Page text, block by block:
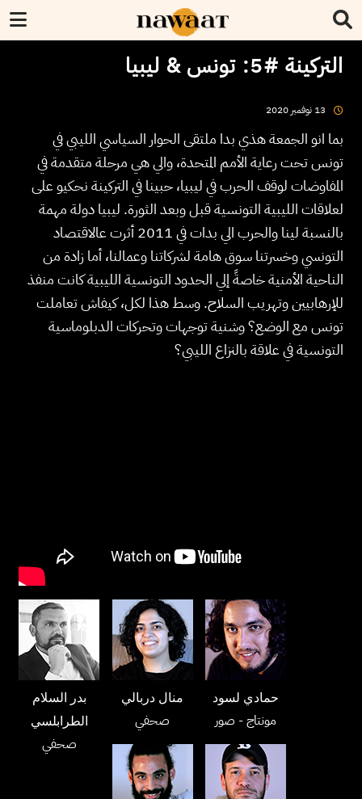
التركينة #5: تونس & ليبيا
13 نوفمبر 2020
بما انو الجمعة هذي بدا ملتقى الحوار السياسي الليبي في
تونس تحت رعاية الأمم المتحدة، والي هي مرحلة متقدمة في
المفاوضات لوقف الحرب في ليبيا، حبينا في التركينة نحكيو على
لعلاقات الليبية التونسية قبل وبعد الثورة. ليبيا دولة مهمة
بالنسبة لينا والحرب الي بدات في 2011 أثرت عالاقتصاد
التونسي وخسرتنا سوق هامة لشركاتنا وعمالنا، أما زادة من
الناحية الأمنية خاصةً إلي الحدود التونسية الليبية كانت منفذ
للإرهابيين وتهريب السلاح. وسط هذا لكل، كيفاش تعاملت
تونس مع الوضع؟ وشنية توجهات وتحركات الدبلوماسية
التونسية في علاقة بالنزاع الليبي؟
بدر السلام
الطرابلسي
صحفي
منال دربالي
صحفي
حمادي لسود
مونتاج- صور